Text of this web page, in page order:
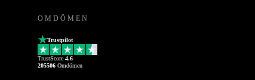
OMDÖMEN
Trustpilot
TrustScore 4.6
205506 Omdömen